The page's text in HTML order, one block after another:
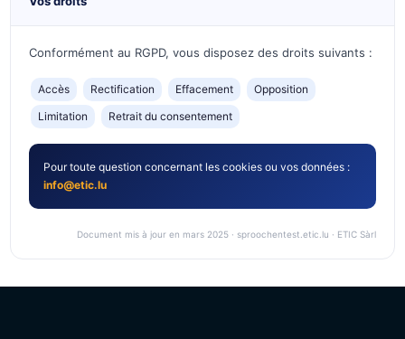
Conformément au RGPD, vous disposez des droits suivants :
Accès Rectification Effacement
Opposition
Limitation
Retrait du consentement
Pour toute question concernant les cookies ou vos données :
info@etic.lu
Document mis à jour en mars 2025 · sproochentest.etic.lu · ETIC Sàrl